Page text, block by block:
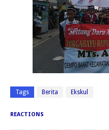
Tags Berita Ekskul
REACTIONS